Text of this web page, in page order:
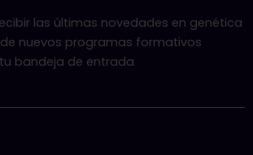
las últimas novedades en genética
nuevos programas formativos
bandeja de entrada